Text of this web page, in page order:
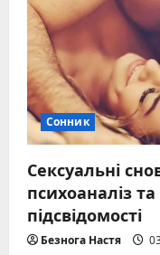
Сонник
Сексуальні
психоаналіз
підсвідомості
Безнога Настя